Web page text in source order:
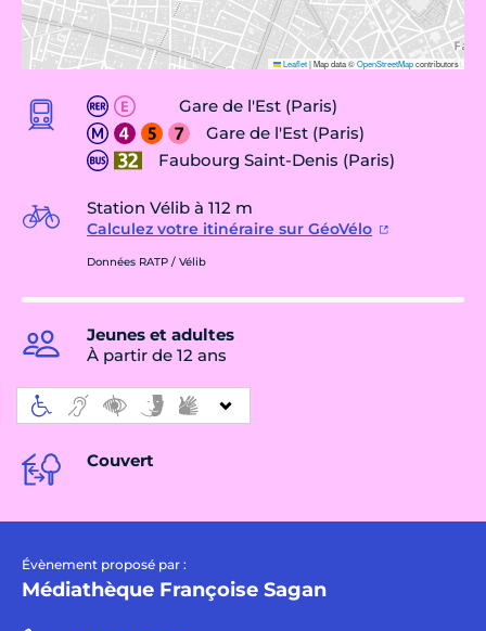
Leaflet|Map data ©OpenStreetMapcontributors
Gare de l'Est (Paris)
Gare de l'Est (Paris)
Faubourg Saint-Denis (Paris)
Station Vélib à 112 m
Calculez votre itinéraire sur GéoVélo
Données RATP / Vélib
Jeunes et adultes
À partir de 12 ans
Couvert
Évènement proposé par :
Médiathèque Françoise Sagan